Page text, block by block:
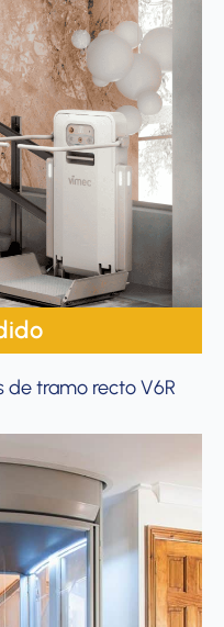
de tramo recto V6R